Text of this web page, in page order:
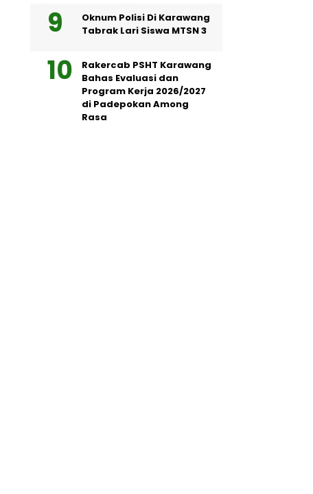
Oknum Polisi Di Karawang
Tabrak Lari Siswa MTSN 3
Rakercab PSHT Karawang
Bahas Evaluasi dan
Program Kerja 2026/2027
di Padepokan Among
Rasa